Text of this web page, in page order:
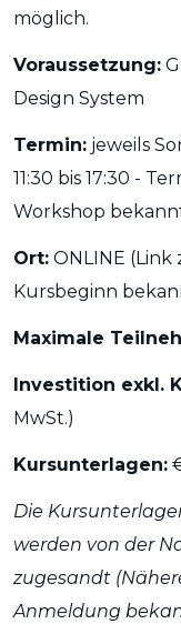
möglich.
Voraussetzung:
Design System
Termin: jeweils
11:30 bis 17:30 -
Workshop
Ort: ONLINE
Kursbeginn
Maximale
Investition exkl.
MwSt.)
Kursunterlagen:
Die
werden von der
zugesandt
Anmeldung